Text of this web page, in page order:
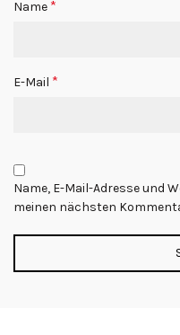
Name *
E-Mail *
Name, E-Mail-Adresse und
meinen nächsten